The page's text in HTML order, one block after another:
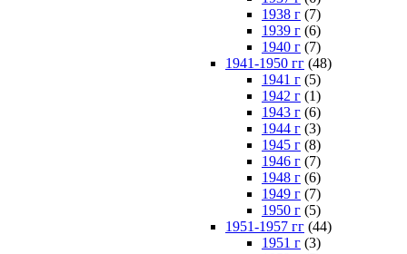
1938 г (7)
1939 г (6)
1940 г (7)
1941-1950 гг (48)
1941 г (5)
1942 г (1)
1943 г (6)
1944 г (3)
1945 г (8)
1946 г (7)
1948 г (6)
1949 г (7)
1950 г (5)
1951-1957 гг (44)
1951 г (3)